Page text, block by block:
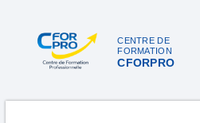
CENTRE DE
FORMATION
CFORPRO